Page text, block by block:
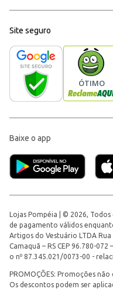
Site seguro
Baixe o app
Lojas Pompéia | © 2026,
de pagamento válidos
Artigos do Vestuário LTDA
Camaquã – RS CEP 96.780-
o nº 87.345.021/0073-00 -
PROMOÇÕES: Promoções
Os descontos podem ser